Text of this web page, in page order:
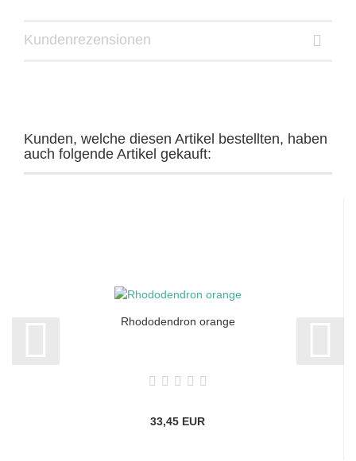
Kundenrezensionen
Kunden, welche diesen Artikel bestellten, haben
auch folgende Artikel gekauft:
Rhododendron orange
33,45 EUR